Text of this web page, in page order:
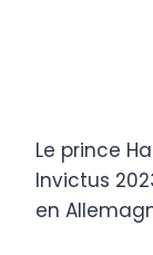
Le prince
Invictus
en